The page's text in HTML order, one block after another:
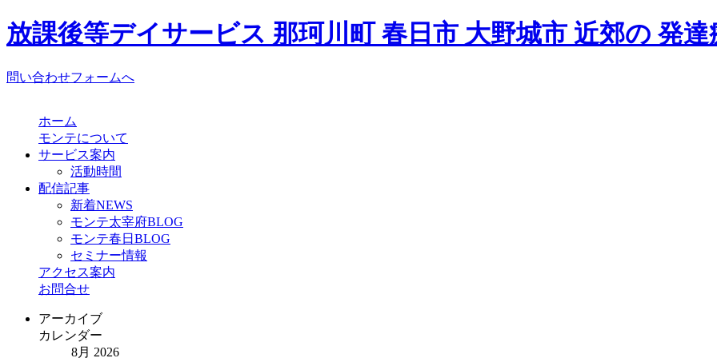
放課後等デイサービス 那珂川町 春日市 大野城市 近郊の 発
問い合わせフォームへ
ホーム
モンテについて
サービス案内
活動時間
配信記事
新着NEWS
モンテ太宰府BLOG
モンテ春日BLOG
セミナー情報
アクセス案内
お問合せ
アーカイブ
カレンダー
8月 2026